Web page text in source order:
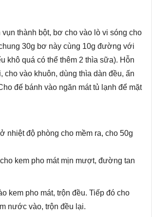
vụn thành bột, bơ cho vào lò vi sóng cho
30g bơ này cùng 10g đường với
khô quá có thể thêm 2 thìa sữa). Hỗn
cho vào khuôn, dùng thìa dàn đều, ấn
đế bánh vào ngăn mát tủ lạnh để mặt
nhiệt độ phòng cho mềm ra, cho 50g
kem pho mát mịn mượt, đường tan
kem pho mát, trộn đều. Tiếp đó cho
nước vào, trộn đều lại.